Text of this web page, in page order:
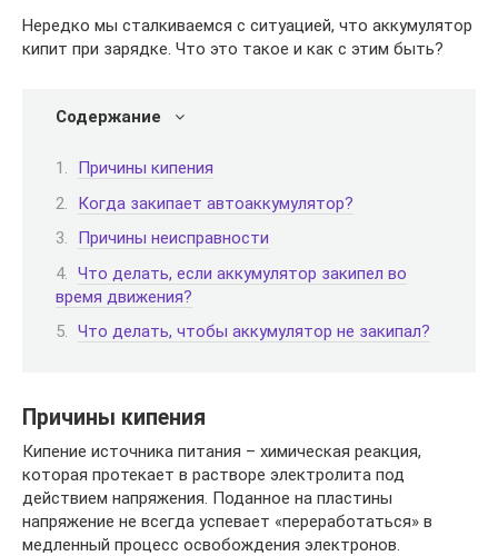
Нередко мы сталкиваемся с ситуацией, что аккумулятор
кипит при зарядке. Что это такое и как с этим быть?
Содержание
Причины кипения
Когда закипает автоаккумулятор?
Причины неисправности
Что делать, если аккумулятор закипел во
время движения?
Что делать, чтобы аккумулятор не закипал?
Причины кипения
Кипение источника питания – химическая реакция,
которая протекает в растворе электролита под
действием напряжения. Поданное на пластины
напряжение не всегда успевает «переработаться» в
медленный процесс освобождения электронов.